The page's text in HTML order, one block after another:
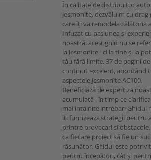
În calitate de distribuitor
Jesmonite, dezvăluim cu drag
care îți va remodela călătoria
Infuzat cu pasiunea și
noastră, acest ghid nu se
la Jesmonite - ci la tine și la
tău fără limite. 37 de pagini de
conținut excelent, abordând
aspectele Jesmonite AC100.
Beneficiază de expertiza
acumulată , în timp ce
mai intalnite intrebari Ghidul
iti furnizeaza strategii pentru
printre provocari si
ca fiecare proiect să fie un
răsunător. Ghidul este
pentru începători, cât și